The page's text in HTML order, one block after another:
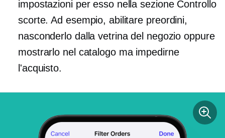
impostazioni per esso nella sezione Controllo
scorte. Ad esempio, abilitare preordini,
nasconderlo dalla vetrina del negozio oppure
mostrarlo nel catalogo ma impedirne
l'acquisto.